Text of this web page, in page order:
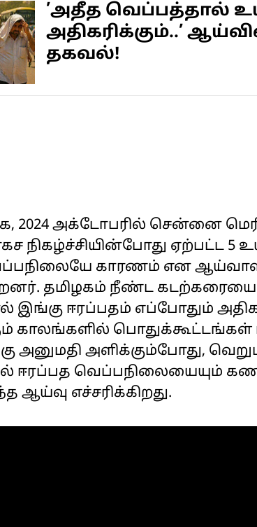
’அதீத வெப்பத்தால்
அதிகரிக்கும்..’
தகவல்!
2024 அக்டோபரில் சென்னை
நிகழ்ச்சியின்போது ஏற்பட்ட 5
காரணம் என
தமிழகம் நீண்ட
இங்கு ஈரப்பதம் எப்போதும்
காலங்களில் பொதுக்கூட்டங்கள்
அனுமதி அளிக்கும்போது,
ஈரப்பத வெப்பநிலையையும்
எச்சரிக்கிறது.